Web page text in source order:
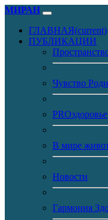
МИРАН
ГЛАВНАЯ(current)
ПУБЛИКАЦИИ
Чувство
PROздоровье
В мире
Новости
Гармония